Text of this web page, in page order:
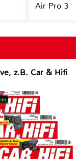
z.B. Car & Hifi
Air Pro 3